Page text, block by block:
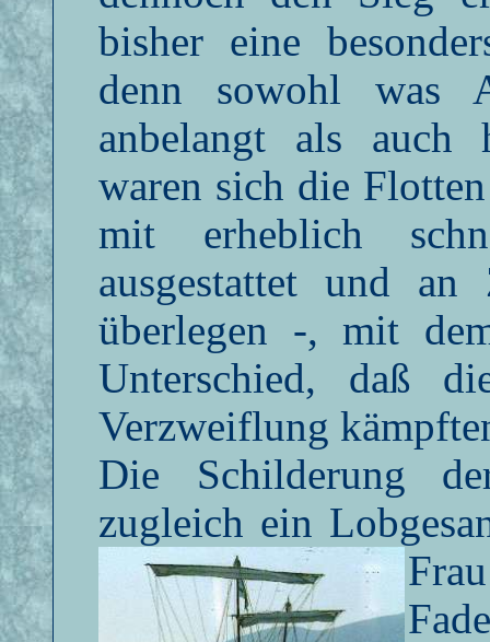
bisher eine
denn sowohl was
anbelangt als auch
waren sich die
mit erheblich
ausgestattet und
überlegen -, mit
Unterschied, daß
Verzweiflung
Die Schilderung
zugleich ein